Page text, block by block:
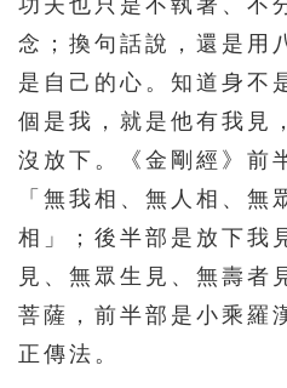
396 397 398
401 402 403
406 407 408
411 412 413
416 417 418
426 427 428
431
功夫也只是不執著、不
念；換句話說，還是用
是自己的心。知道身不
個是我，就是他有我見
沒放下。《金剛經》前
「無我相、無人相、無
相」；後半部是放下我
見、無眾生見、無壽者
菩薩，前半部是小乘羅
正傳法。